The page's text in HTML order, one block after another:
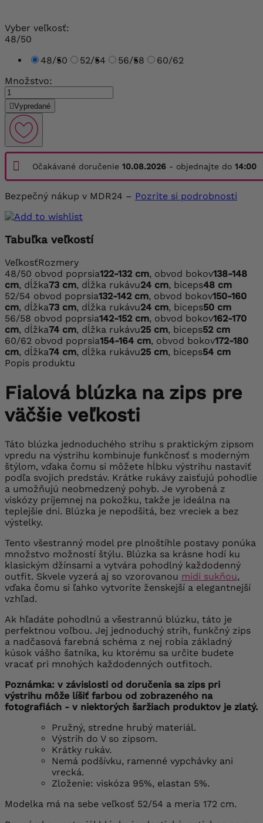
Vyber veľkosť:
48/50
48/50
52/54 56/58
60/62
Množstvo:
Vypredané
Očakávané doručenie 10.08.2026 - objednajte do 14:00
Bezpečný nákup v MDR24 – Pozrite si podrobnosti
Tabuľka veľkostí
VeľkosťRozmery
48/50 obvod poprsia122-132 cm, obvod bokov138-148
cm, dĺžka73 cm, dĺžka rukávu24 cm, biceps48 cm
52/54 obvod poprsia132-142 cm, obvod bokov150-160
cm, dĺžka73 cm, dĺžka rukávu24 cm, biceps50 cm
56/58 obvod poprsia142-152 cm, obvod bokov162-170
cm, dĺžka74 cm, dĺžka rukávu25 cm, biceps52 cm
60/62 obvod poprsia154-164 cm, obvod bokov172-180
cm, dĺžka74 cm, dĺžka rukávu25 cm, biceps54 cm
Popis produktu
Fialová blúzka na zips pre
väčšie veľkosti
Táto blúzka jednoduchého strihu s praktickým zipsom
vpredu na výstrihu kombinuje funkčnosť s moderným
štýlom, vďaka čomu si môžete hĺbku výstrihu nastaviť
podľa svojich predstáv. Krátke rukávy zaisťujú pohodlie
a umožňujú neobmedzený pohyb. Je vyrobená z
viskózy príjemnej na pokožku, takže je ideálna na
teplejšie dni. Blúzka je nepodšitá, bez vreciek a bez
výstelky.
Tento všestranný model pre plnoštíhle postavy ponúka
množstvo možností štýlu. Blúzka sa krásne hodí ku
klasickým džínsami a vytvára pohodlný každodenný
outfit. Skvele vyzerá aj so vzorovanou midi sukňou,
vďaka čomu si ľahko vytvoríte ženskejší a elegantnejší
vzhľad.
Ak hľadáte pohodlnú a všestrannú blúzku, táto je
perfektnou voľbou. Jej jednoduchý strih, funkčný zips
a nadčasová farebná schéma z nej robia základný
kúsok vášho šatníka, ku ktorému sa určite budete
vracať pri mnohých každodenných outfitoch.
Poznámka: v závislosti od doručenia sa zips pri
výstrihu môže líšiť farbou od zobrazeného na
fotografiách - v niektorých šaržiach produktov je zlatý.
Pružný, stredne hrubý materiál.
Výstrih do V so zipsom.
Krátky rukáv.
Nemá podšívku, ramenné vypchávky ani
vrecká.
Zloženie: viskóza 95%, elastan 5%.
Modelka má na sebe veľkosť 52/54 a meria 172 cm.